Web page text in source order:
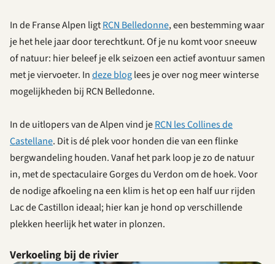
In de Franse Alpen ligtRCN Belledonne, een bestemming waar
je het hele jaar door terechtkunt. Of je nu komt voor sneeuw
of natuur: hier beleef je elk seizoen een actief avontuur samen
met je viervoeter. Indeze bloglees je over nog meer winterse
mogelijkheden bij RCN Belledonne.
In de uitlopers van de Alpen vind jeRCN les Collines de
Castellane. Dit is dé plek voor honden die van een flinke
bergwandeling houden. Vanaf het park loop je zo de natuur
in, met de spectaculaire Gorges du Verdon om de hoek. Voor
de nodige afkoeling na een klim is het op een half uur rijden
Lac de Castillon ideaal; hier kan je hond op verschillende
plekken heerlijk het water in plonzen.
Verkoeling bij de rivier